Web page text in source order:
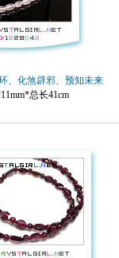
、化煞辟邪、预知未来
总长41cm